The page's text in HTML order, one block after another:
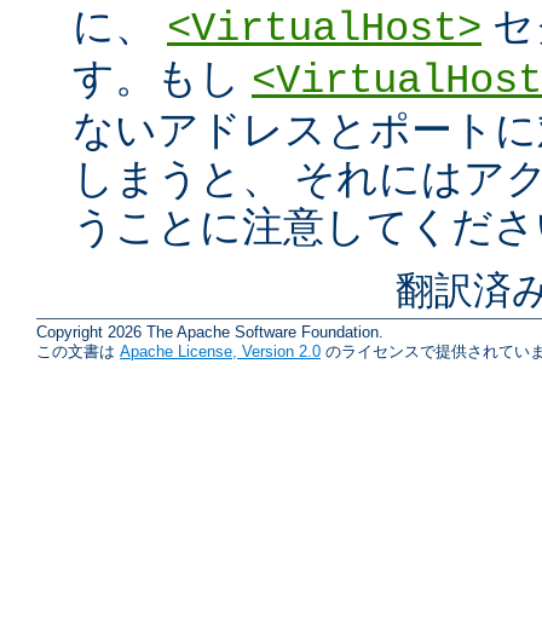
に、 <VirtualHost>
す。もし
ないアドレスとポート
しまうと、 それにはア
うことに注意してくだ
翻訳済
Copyright 2026 The Apache Software Foundation.
この文書は Apache License, Version 2.0 のライセンスで提供されてい